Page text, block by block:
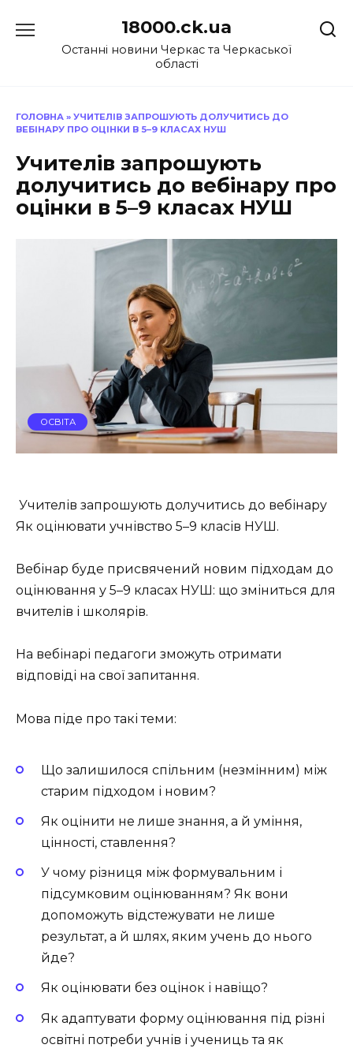
до
18000.ck.ua
Останні новини Черкас та Черкаської
області
ГОЛОВНА » УЧИТЕЛІВ ЗАПРОШУЮТЬ ДОЛУЧИТИСЬ ДО
ВЕБІНАРУ ПРО ОЦІНКИ В 5–9 КЛАСАХ НУШ
Учителів запрошують
долучитись до вебінару про
оцінки в 5–9 класах НУШ
ОСВІТА
Учителів запрошують долучитись до вебінару
Як оцінювати учнівство 5–9 класів НУШ.
Вебінар буде присвячений новим підходам до
оцінювання у 5–9 класах НУШ: що зміниться для
вчителів і школярів.
На вебінарі педагоги зможуть отримати
відповіді на свої запитання.
Мова піде про такі теми:
Що залишилося спільним (незмінним) між
старим підходом і новим?
Як оцінити не лише знання, а й уміння,
цінності, ставлення?
У чому різниця між формувальним і
підсумковим оцінюванням? Як вони
допоможуть відстежувати не лише
результат, а й шлях, яким учень до нього
йде?
Як оцінювати без оцінок і навіщо?
Як адаптувати форму оцінювання під різні
освітні потреби учнів і учениць та як